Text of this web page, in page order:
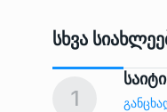
Სხვა
1